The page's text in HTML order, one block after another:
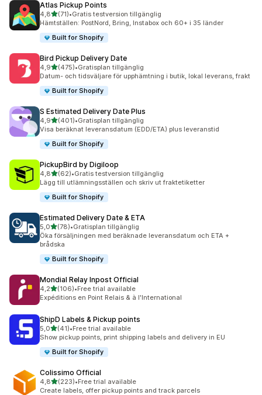
Atlas Pickup Points
4,8av 5 stjärnor
(71)
71 recensioner totalt
•Gratis testversion tillgänglig
Hämtställen: PostNord, Bring, Instabox och 60+ i 35 länder
Built for Shopify
Bird Pickup Delivery Date
4,9av 5 stjärnor
(475)
475 recensioner totalt
•Gratisplan tillgänglig
Datum- och tidsväljare för upphämtning i butik, lokal leverans, frakt
Built for Shopify
S Estimated Delivery Date Plus
4,9av 5 stjärnor
(401)
401 recensioner totalt
•Gratisplan tillgänglig
Visa beräknat leveransdatum (EDD/ETA) plus leveranstid
Built for Shopify
PickupBird by Digiloop
4,8av 5 stjärnor
(62)
62 recensioner totalt
•Gratis testversion tillgänglig
Lägg till utlämningsställen och skriv ut fraktetiketter
Built for Shopify
Estimated Delivery Date & ETA
5,0av 5 stjärnor
(78)
78 recensioner totalt
•Gratisplan tillgänglig
Öka försäljningen med beräknade leveransdatum och ETA +
brådska
Built for Shopify
Mondial Relay Inpost Official
4,2av 5 stjärnor
(106)
106 recensioner totalt
•Free trial available
Expéditions en Point Relais & à l'International
ShipD Labels & Pickup points
5,0av 5 stjärnor
(41)
41 recensioner totalt
•Free trial available
Show pickup points, print shipping labels and delivery in EU
Built for Shopify
Colissimo Official
4,8av 5 stjärnor
(223)
223 recensioner totalt
•Free trial available
Create labels, offer pickup points and track parcels